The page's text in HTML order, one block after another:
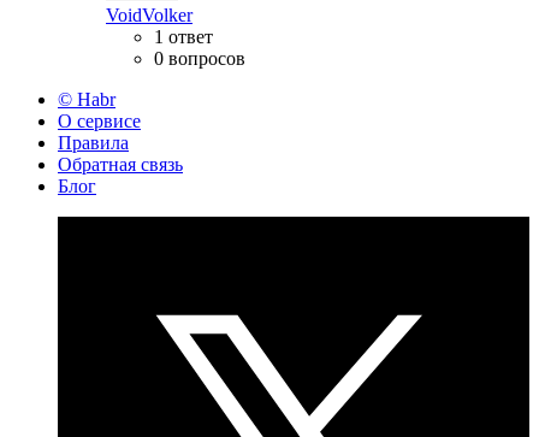
VoidVolker
1 ответ
0 вопросов
© Habr
О сервисе
Правила
Обратная связь
Блог